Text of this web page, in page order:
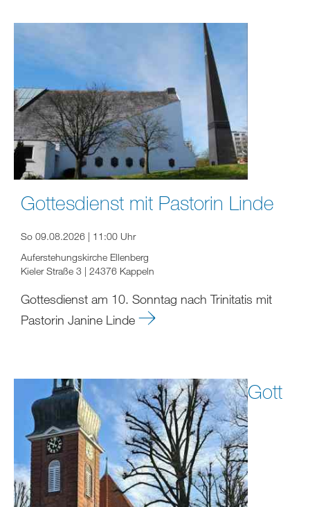
Gottesdienst mit Pastorin Linde
So 09.08.2026 | 11:00 Uhr
Auferstehungskirche Ellenberg
Kieler Straße 3 | 24376 Kappeln
Gottesdienst am 10. Sonntag nach Trinitatis mit
Pastorin Janine Linde
Gott